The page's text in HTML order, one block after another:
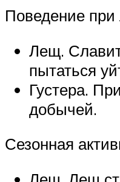
Поведение при
Лещ.
пытаться
Густера.
добычей.
Сезонная